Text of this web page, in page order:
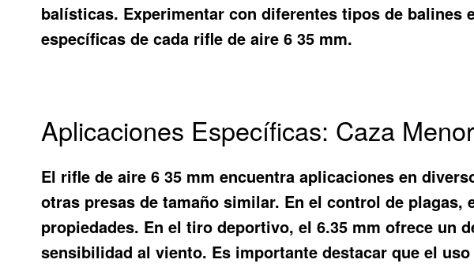
balísticas. Experimentar con diferentes tipos de balines
específicas de cada rifle de aire 6 35 mm.
Aplicaciones Específicas: Caza
El rifle de aire 6 35 mm encuentra aplicaciones en
otras presas de tamaño similar. En el control de
propiedades. En el tiro deportivo, el 6.35 mm ofrece un
sensibilidad al viento. Es importante destacar que el